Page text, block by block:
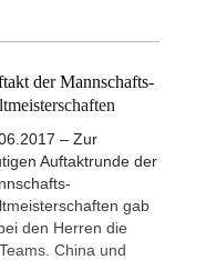
der Mannschafts-
– Zur
Auftaktrunde der
gab
den Herren die
China und